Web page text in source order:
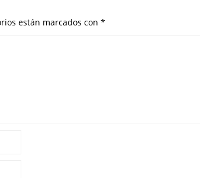
están marcados con *